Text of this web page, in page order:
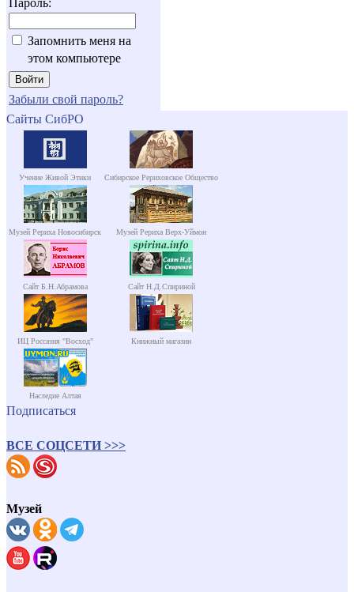
Запомнить меня на
этом компьютере
Забыли свой пароль?
Сайты СибРО
Учение Живой Этики Сибирское Рериховское Общество
Музей Рериха Новосибирск Музей Рериха Верх-Уймон
Сайт Б.Н.Абрамова Сайт Н.Д.Спириной
ИЦ Россазия "Восход" Книжный магазин
Наследие Алтая
Подписаться
ВСЕ СОЦСЕТИ >>>
Музей